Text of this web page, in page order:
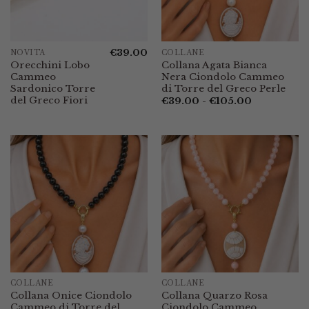
NOVITÀ
Orecchini Lobo
Cammeo
Sardonico Torre
del Greco Fiori
€39.00 COLLANE
Collana Agata Bianca
Nera Ciondolo Cammeo
di Torre del Greco Perle
€39.00 - €105.00Fascia
€39.00
€105.00
COLLANE
Collana Onice Ciondolo
COLLANE
Collana Quarzo Rosa